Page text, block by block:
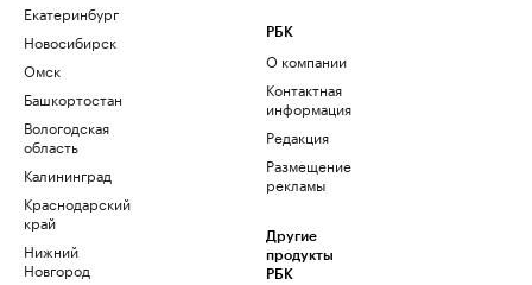
Екатеринбург
Новосибирск
Омск
Башкортостан
Вологодская
область
Калининград
Краснодарский
край
Нижний
Новгород
РБК
О компании
Контактная
информация
Редакция
Размещение
рекламы
Другие
продукты
РБК